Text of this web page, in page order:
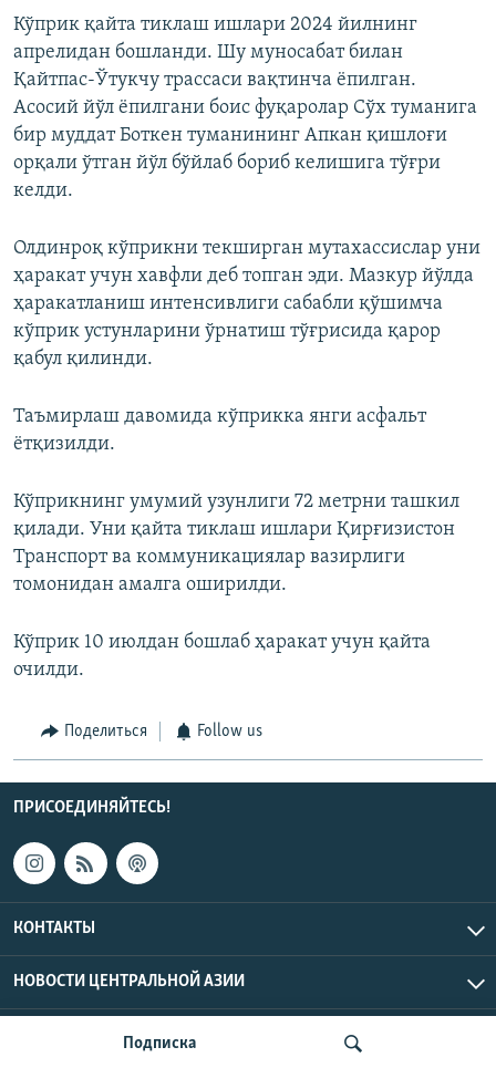
Подписка
Кўприк қайта тиклаш ишлари 2024 йилнинг
апрелидан бошланди. Шу муносабат билан
Қайтпас-Ўтукчу трассаси вақтинча ёпилган.
Асосий йўл ёпилгани боис фуқаролар Сўх туманига
бир муддат Боткен туманининг Апкан қишлоғи
орқали ўтган йўл бўйлаб бориб келишига тўғри
келди.
Олдинроқ кўприкни текширган мутахассислар уни
ҳаракат учун хавфли деб топган эди. Мазкур йўлда
ҳаракатланиш интенсивлиги сабабли қўшимча
кўприк устунларини ўрнатиш тўғрисида қарор
қабул қилинди.
Таъмирлаш давомида кўприкка янги асфальт
ётқизилди.
Кўприкнинг умумий узунлиги 72 метрни ташкил
қилади. Уни қайта тиклаш ишлари Қирғизистон
Транспорт ва коммуникациялар вазирлиги
томонидан амалга оширилди.
Кўприк 10 июлдан бошлаб ҳаракат учун қайта
очилди.
Поделиться Follow us
ПРИСОЕДИНЯЙТЕСЬ!
КОНТАКТЫ
НОВОСТИ ЦЕНТРАЛЬНОЙ АЗИИ
CENTRAL ASIAN © 2026 RFE/RL, Inc. | Все права защищены.